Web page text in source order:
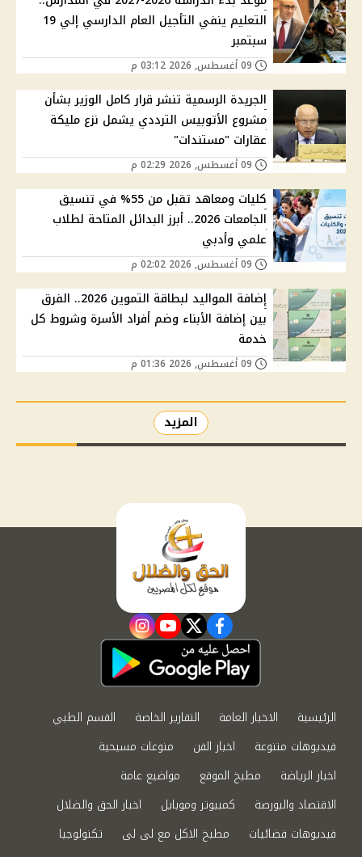
التعليم ينفي التأجيل العام الدارسي إلي 19
سبتمبر
الجريدة الرسمية تنشر قرار كامل الوزير بشأن
مشروع الأتوبيس الترددي يشمل نزع مليكة
عقارات "مستندات"
كليات ومعاهد تقبل من 55% في تنسيق
الجامعات 2026.. أبرز البدائل المتاحة لطلاب
علمي وأدبي
إضافة المواليد لبطاقة التموين 2026.. الفرق
بين إضافة الأبناء وضم أفراد الأسرة وشروط كل
خدمة
المزيد
facebook
twitter
youtube
instagram
الرئيسية الاخبار العامة التقارير الخاصة
القسم الطبي
فيديوهات متنوعة
اخبار الفن
منوعات مسيحية
اخبار الرياضة
مطبخ الموقع
مواضيع عامة
الاقتصاد والبورصة
كمبيوتر وموبايل
اخبار الحق والضلال
فيديوهات فضائيات
مطبخ الاكل مع لى لى
تكنولوجيا